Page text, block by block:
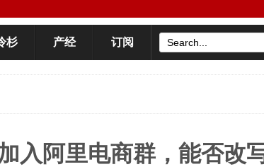
杉 产经 订阅
入阿里电商群，能否改